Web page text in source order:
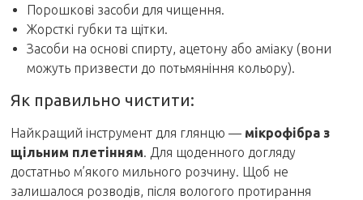
Порошкові засоби для чищення.
Жорсткі губки та щітки.
Засоби на основі спирту, ацетону або аміаку (вони
можуть призвести до потьмяніння кольору).
Як правильно чистити:
Найкращий інструмент для глянцю — мікрофібра з
щільним плетінням. Для щоденного догляду
достатньо м’якого мильного розчину. Щоб не
залишалося розводів, після вологого протирання